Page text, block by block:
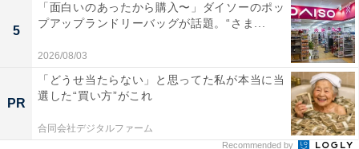
商品の写真を撮影しておこう
ブランド品などを出品したら、発送前に写真を撮影して
おくと、返品された商品との違いが分かります。
5
「面白いのあったから購入〜」ダイソーのポッ
プアップランドリーバッグが話題。“さま...
2026/08/03
PR
「どうせ当たらない」と思ってた私が本当に当
選した“買い方”がこれ
合同会社デジタルファーム
Recommended by